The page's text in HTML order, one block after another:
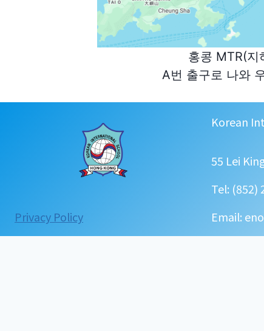
홍콩 MTR(지
A번 출구로 나와
Privacy Policy:
Location
Korean
55 Lei
Tel: (852)
Email: